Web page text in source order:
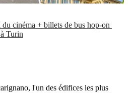
cinéma + billets de bus hop-on
Turin
l'un des édifices les plus